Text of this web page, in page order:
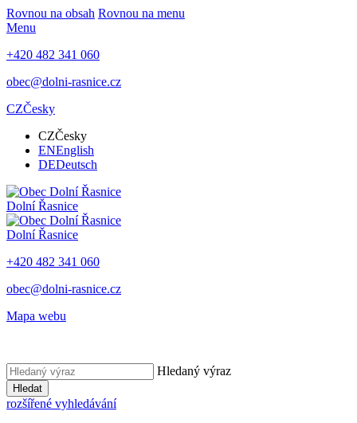
Rovnou na obsah Rovnou na menu
Menu
+420 482 341 060
obec@dolni-rasnice.cz
CZČesky
CZČesky
ENEnglish
DEDeutsch
Dolní Řasnice
Dolní Řasnice
+420 482 341 060
obec@dolni-rasnice.cz
Mapa webu
Hledaný výraz
Hledat
rozšířené vyhledávání